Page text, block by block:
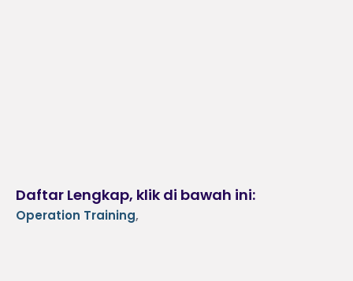
Daftar Lengkap, klik di bawah ini:
Operation Training,